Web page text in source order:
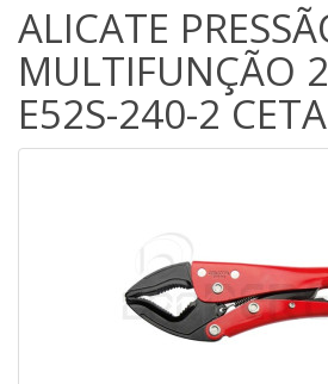
ALICATE
MULTIFUNÇÃO
E52S-240-2